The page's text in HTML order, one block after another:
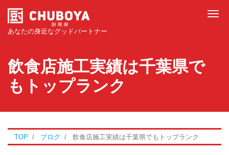
あなたの身近なグッドパートナー
飲食店施工実績は千葉県で
もトップランク
TOP ブログ 飲食店施工実績は千葉県でもトップランク